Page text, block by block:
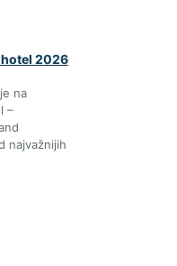
2026
na
–
najvažnijih